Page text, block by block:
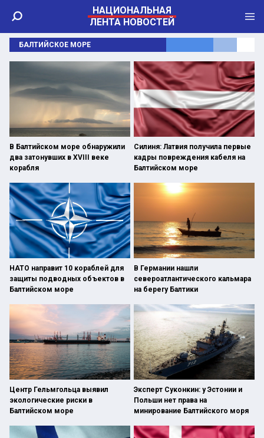
НАЦИОНАЛЬНАЯ
ЛЕНТА НОВОСТЕЙ
БАЛТИЙСКОЕ МОРЕ
В Балтийском море обнаружили
два затонувших в XVIII веке
корабля
Силиня: Латвия получила первые
кадры повреждения кабеля на
Балтийском море
НАТО направит 10 кораблей для
защиты подводных объектов в
Балтийском море
В Германии нашли
североатлантического кальмара
на берегу Балтики
Центр Гельмгольца выявил
экологические риски в
Балтийском море
Эксперт Суконкин: у Эстонии и
Польши нет права на
минирование Балтийского моря